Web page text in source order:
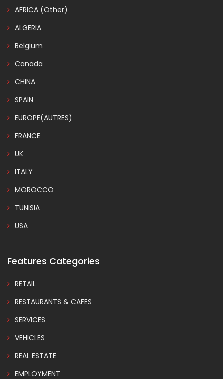
AFRICA (Other)
ALGERIA
Belgium
Canada
CHINA
SPAIN
EUROPE(AUTRES)
FRANCE
UK
ITALY
MOROCCO
TUNISIA
USA
Features Categories
RETAIL
RESTAURANTS & CAFES
SERVICES
VEHICLES
REAL ESTATE
EMPLOYMENT